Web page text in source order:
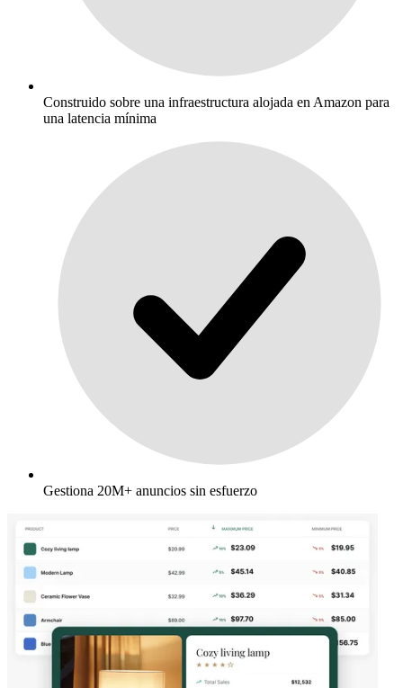
Construido sobre una infraestructura alojada en Amazon para
una latencia mínima
Gestiona 20M+ anuncios sin esfuerzo